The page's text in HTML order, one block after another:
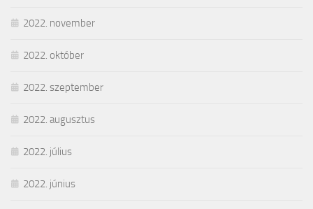
2022. november
2022. október
2022. szeptember
2022. augusztus
2022. július
2022. június